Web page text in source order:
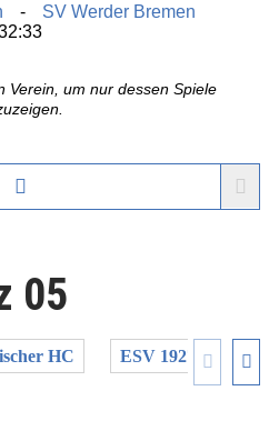
SV Werder Bremen
Verein, um nur dessen Spiele
05
HC ESV 1927